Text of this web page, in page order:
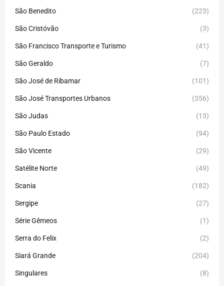
São Benedito (223)
São Cristóvão (3)
São Francisco Transporte e Turismo (41)
São Geraldo (7)
São José de Ribamar (101)
São José Transportes Urbanos (356)
São Judas (13)
São Paulo Estado (94)
São Vicente (29)
Satélite Norte (49)
Scania (182)
Sergipe (27)
Série Gêmeos (1)
Serra do Felix (2)
Siará Grande (204)
Singulares (8)